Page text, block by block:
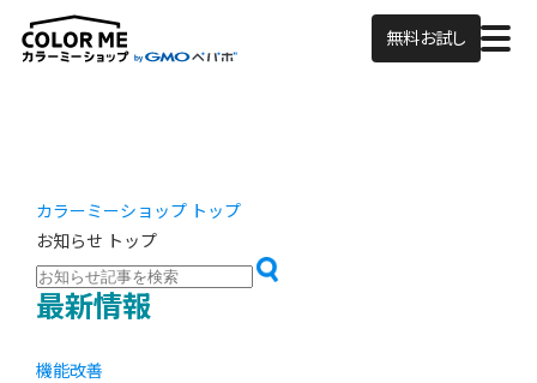
無料お試し
カラーミーショップ トップ
お知らせ トップ
最新情報
機能改善